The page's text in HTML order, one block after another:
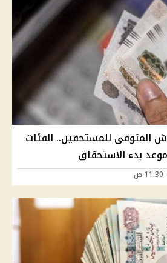
المتوفى للمستحقين.. الفئات
بدء الاستحقاق